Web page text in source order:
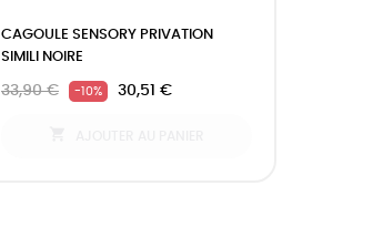
CAGOULE SENSORY PRIVATION
SIMILI NOIRE
33,90 € -10% 30,51 €